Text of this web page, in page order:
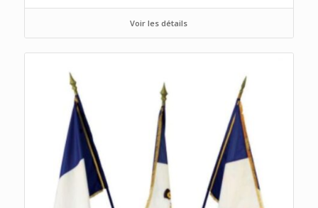
Voir les détails